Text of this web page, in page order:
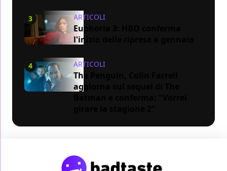
3 ARTICOLI
Euphoria 3: HBO conferma
l'inizio delle riprese a gennaio
4 ARTICOLI
The Penguin, Colin Farrell
aggiorna sul sequel di The